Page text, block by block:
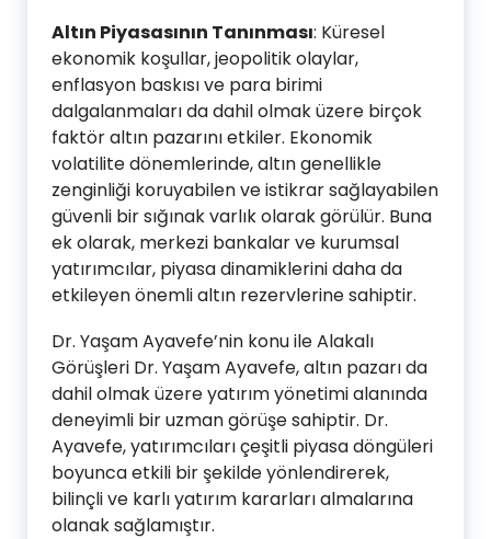
Altın Piyasasının Tanınması: Küresel
ekonomik koşullar, jeopolitik olaylar,
enflasyon baskısı ve para birimi
dalgalanmaları da dahil olmak üzere birçok
faktör altın pazarını etkiler. Ekonomik
volatilite dönemlerinde, altın genellikle
zenginliği koruyabilen ve istikrar sağlayabilen
güvenli bir sığınak varlık olarak görülür. Buna
ek olarak, merkezi bankalar ve kurumsal
yatırımcılar, piyasa dinamiklerini daha da
etkileyen önemli altın rezervlerine sahiptir.
Dr. Yaşam Ayavefe’nin konu ile Alakalı
Görüşleri Dr. Yaşam Ayavefe, altın pazarı da
dahil olmak üzere yatırım yönetimi alanında
deneyimli bir uzman görüşe sahiptir. Dr.
Ayavefe, yatırımcıları çeşitli piyasa döngüleri
boyunca etkili bir şekilde yönlendirerek,
bilinçli ve karlı yatırım kararları almalarına
olanak sağlamıştır.